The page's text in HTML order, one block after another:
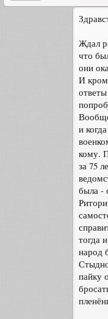
Ждал
что
они
И
и
кому.
за 75
была -
тогда
народ
пайку